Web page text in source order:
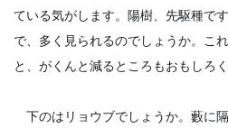
ている気がします。陽樹、先駆種で
で、多く見られるのでしょうか。こ
と、がくんと減るところもおもしろ
下のはリョウブでしょうか。藪に